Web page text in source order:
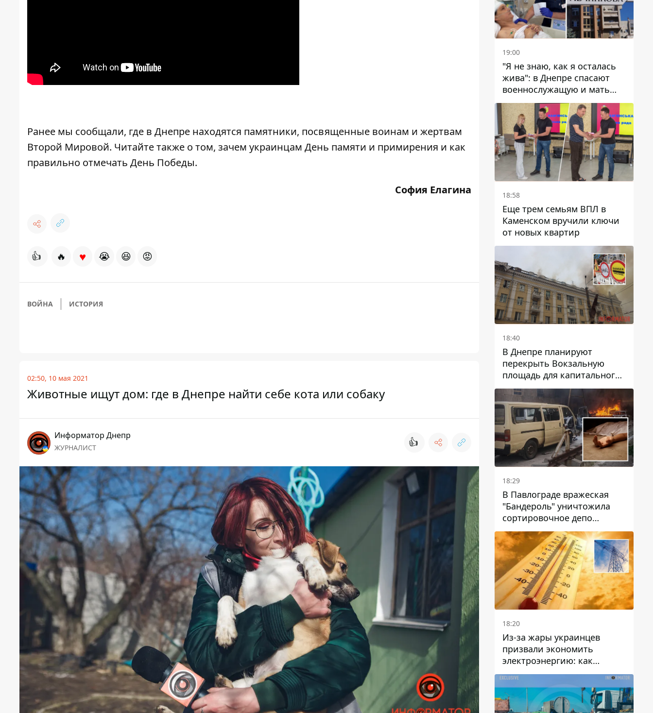
Ранее мы сообщали, где в Днепре находятся памятники, посвященные воинам и жертвам
Второй Мировой. Читайте также о том, зачем украинцам День памяти и примирения и как
правильно отмечать День Победы.
София Елагина
👍 🔥 ♥ 😭 😆 😡
ВОЙНА ИСТОРИЯ
02:50, 10 мая 2021
Животные ищут дом: где в Днепре найти себе кота или собаку
Информатор Днепр
ЖУРНАЛИСТ 👍
19:00
"Я не знаю, как я осталась
жива": в Днепре спасают
военнослужащую и мать
четверых детей, которую
ранил КАБ
18:58
Еще трем семьям ВПЛ в
Каменском вручили ключи
от новых квартир
18:40
В Днепре планируют
перекрыть Вокзальную
площадь для капитального
ремонта дома, в который
попала вражеская ракета:
какие сроки
18:29
В Павлограде вражеская
"Бандероль" уничтожила
сортировочное депо
"Укрпошти" и убила двух
работниц
18:20
Из-за жары украинцев
призвали экономить
электроэнергию: как
избежать перегрузки сетей